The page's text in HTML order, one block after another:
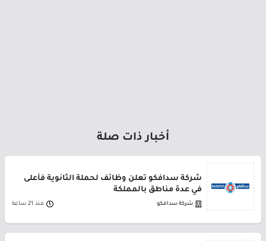
أخبار ذات صلة
شركة سدافكو تعلن وظائف لحملة الثانوية فأعلى
في عدة مناطق بالمملكة
شركة سدافكو منذ 21 ساعة